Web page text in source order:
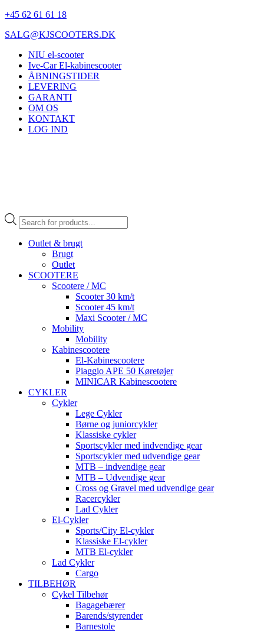
+45 62 61 61 18
SALG@KJSCOOTERS.DK
NIU el-scooter
Ive-Car El-kabinescooter
ÅBNINGSTIDER
LEVERING
GARANTI
OM OS
KONTAKT
LOG IND
Products
search
Outlet & brugt
Brugt
Outlet
SCOOTERE
Scootere / MC
Scooter 30 km/t
Scooter 45 km/t
Maxi Scooter / MC
Mobility
Mobility
Kabinescootere
El-Kabinescootere
Piaggio APE 50 Køretøjer
MINICAR Kabinescootere
CYKLER
Cykler
Lege Cykler
Børne og juniorcykler
Klassiske cykler
Sportscykler med indvendige gear
Sportscykler med udvendige gear
MTB – indvendige gear
MTB – Udvendige gear
Cross og Gravel med udvendige gear
Racercykler
Lad Cykler
El-Cykler
Sports/City El-cykler
Klassiske El-cykler
MTB El-cykler
Lad Cykler
Cargo
TILBEHØR
Cykel Tilbehør
Bagagebærer
Barends/styrender
Barnestole